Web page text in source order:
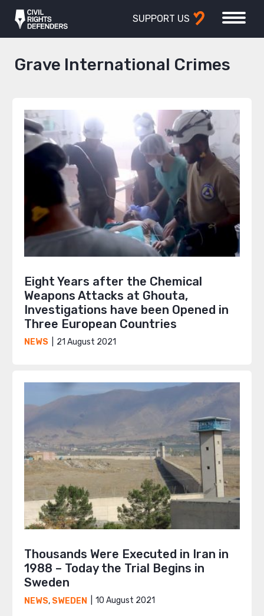
SUPPORT US
Grave International Crimes
Eight Years after the Chemical
Weapons Attacks at Ghouta,
Investigations have been Opened in
Three European Countries
NEWS 21 August 2021
Thousands Were Executed in Iran in
1988 – Today the Trial Begins in
Sweden
NEWS, SWEDEN 10 August 2021